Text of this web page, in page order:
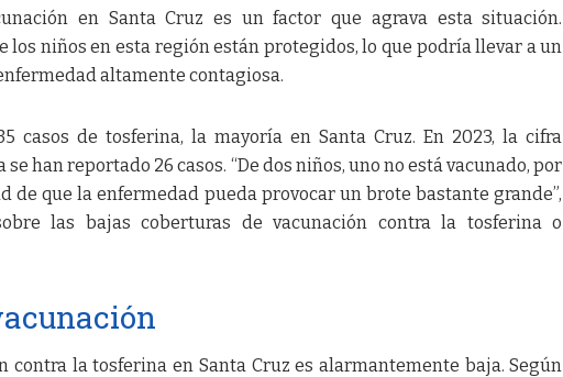
en Santa Cruz es un factor que agrava esta situación.
los niños en esta región están protegidos, lo que podría llevar a un
altamente contagiosa.
casos de tosferina, la mayoría en Santa Cruz. En 2023, la cifra
se han reportado 26 casos. “De dos niños, uno no está vacunado, por
de que la enfermedad pueda provocar un brote bastante grande”,
las bajas coberturas de vacunación contra la tosferina o
contra la tosferina en Santa Cruz es alarmantemente baja. Según